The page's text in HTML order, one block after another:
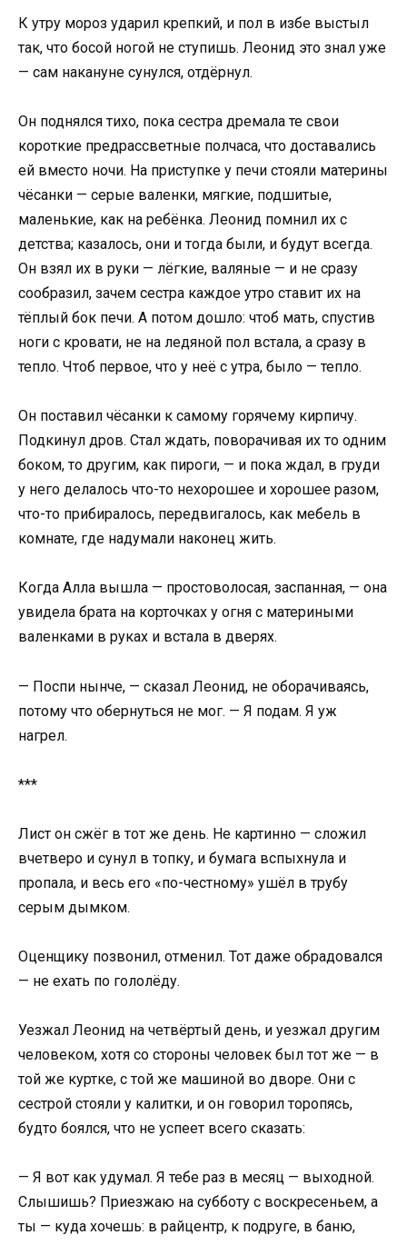
К утру мороз ударил крепкий, и пол в избе выстыл
так, что босой ногой не ступишь. Леонид это знал уже
— сам накануне сунулся, отдёрнул.
Он поднялся тихо, пока сестра дремала те свои
короткие предрассветные полчаса, что доставались
ей вместо ночи. На приступке у печи стояли материны
чёсанки — серые валенки, мягкие, подшитые,
маленькие, как на ребёнка. Леонид помнил их с
детства; казалось, они и тогда были, и будут всегда.
Он взял их в руки — лёгкие, валяные — и не сразу
сообразил, зачем сестра каждое утро ставит их на
тёплый бок печи. А потом дошло: чтоб мать, спустив
ноги с кровати, не на ледяной пол встала, а сразу в
тепло. Чтоб первое, что у неё с утра, было — тепло.
Он поставил чёсанки к самому горячему кирпичу.
Подкинул дров. Стал ждать, поворачивая их то одним
боком, то другим, как пироги, — и пока ждал, в груди
у него делалось что-то нехорошее и хорошее разом,
что-то прибиралось, передвигалось, как мебель в
комнате, где надумали наконец жить.
Когда Алла вышла — простоволосая, заспанная, — она
увидела брата на корточках у огня с материными
валенками в руках и встала в дверях.
— Поспи нынче, — сказал Леонид, не оборачиваясь,
потому что обернуться не мог. — Я подам. Я уж
нагрел.
***
Лист он сжёг в тот же день. Не картинно — сложил
вчетверо и сунул в топку, и бумага вспыхнула и
пропала, и весь его «по-честному» ушёл в трубу
серым дымком.
Оценщику позвонил, отменил. Тот даже обрадовался
— не ехать по гололёду.
Уезжал Леонид на четвёртый день, и уезжал другим
человеком, хотя со стороны человек был тот же — в
той же куртке, с той же машиной во дворе. Они с
сестрой стояли у калитки, и он говорил торопясь,
будто боялся, что не успеет всего сказать:
— Я вот как удумал. Я тебе раз в месяц — выходной.
Слышишь? Приезжаю на субботу с воскресеньем, а
ты — куда хочешь: в райцентр, к подруге, в баню,